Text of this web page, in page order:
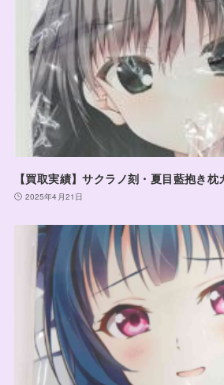
【買取実績】サクラノ刻・夏目藍抱き枕
2025年4月21日